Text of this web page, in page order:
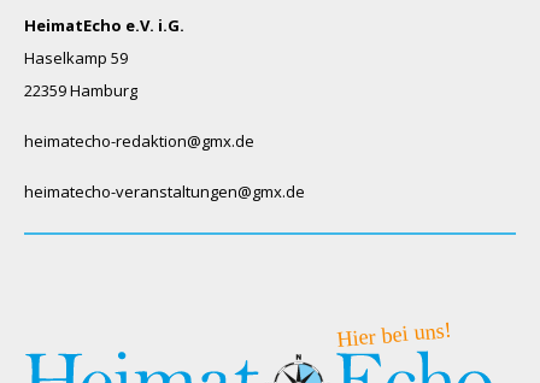
HeimatEcho e.V. i.G.
Haselkamp 59
22359 Hamburg
heimatecho-redaktion@gmx.de
heimatecho-veranstaltungen@gmx.de